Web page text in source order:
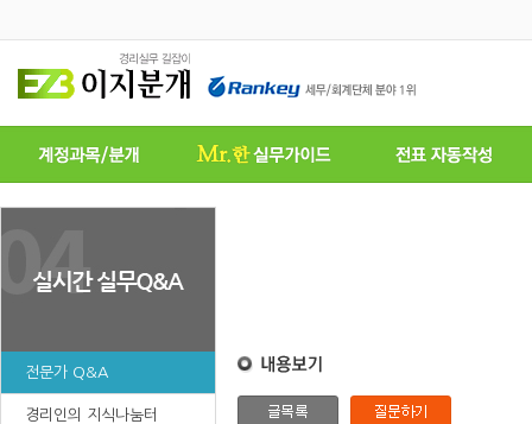
전문가 Q&A
경리인의 지식나눔터